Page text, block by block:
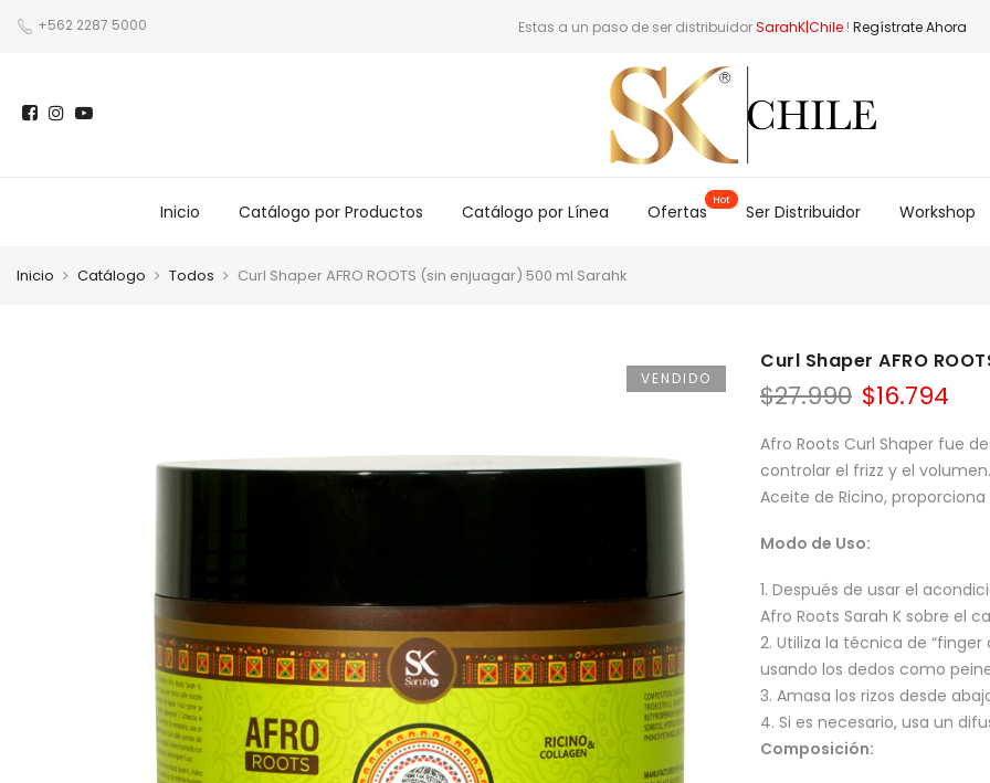
+562 2287 5000 Estas a un paso de ser distribuidorSarahK|Chile ! Regístrate Ahora
Inicio Catálogo por Productos Catálogo por Línea Ofertas Ser Distribuidor Workshop
Inicio Catálogo Todos Curl Shaper AFRO ROOTS (sin enjuagar) 500 ml Sarahk
VENDIDO
Curl Shaper AFRO
$27.990 $16.794
Afro Roots Curl Shaper fue
controlar el frizz y el
Aceite de Ricino,
Modo de Uso:
Después de usar el
Afro Roots Sarah K sobre el
Utiliza la técnica de
usando los dedos como
Amasa los rizos desde
Si es necesario, usa un
Composición: